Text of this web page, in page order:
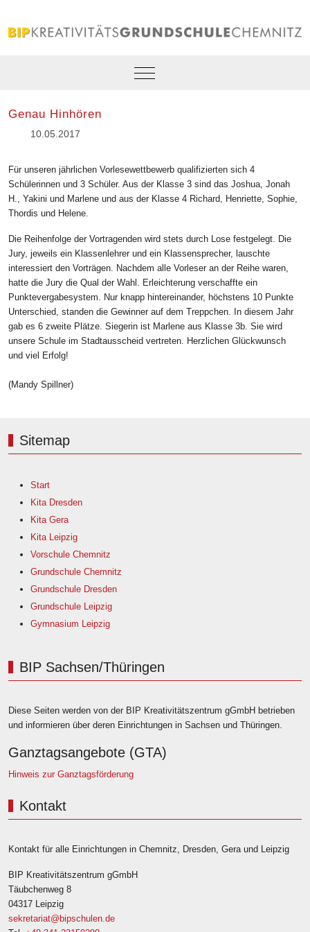
Mobile Menu Toggle
Genau Hinhören
10.05.2017
Für unseren jährlichen Vorlesewettbewerb qualifizierten sich 4
Schülerinnen und 3 Schüler. Aus der Klasse 3 sind das Joshua, Jonah
H., Yakini und Marlene und aus der Klasse 4 Richard, Henriette, Sophie,
Thordis und Helene.
Die Reihenfolge der Vortragenden wird stets durch Lose festgelegt. Die
Jury, jeweils ein Klassenlehrer und ein Klassensprecher, lauschte
interessiert den Vorträgen. Nachdem alle Vorleser an der Reihe waren,
hatte die Jury die Qual der Wahl. Erleichterung verschaffte ein
Punktevergabesystem. Nur knapp hintereinander, höchstens 10 Punkte
Unterschied, standen die Gewinner auf dem Treppchen. In diesem Jahr
gab es 6 zweite Plätze. Siegerin ist Marlene aus Klasse 3b. Sie wird
unsere Schule im Stadtausscheid vertreten. Herzlichen Glückwunsch
und viel Erfolg!
(Mandy Spillner)
Sitemap
Start
Kita Dresden
Kita Gera
Kita Leipzig
Vorschule Chemnitz
Grundschule Chemnitz
Grundschule Dresden
Grundschule Leipzig
Gymnasium Leipzig
BIP Sachsen/Thüringen
Diese Seiten werden von der BIP Kreativitätszentrum gGmbH betrieben
und informieren über deren Einrichtungen in Sachsen und Thüringen.
Ganztagsangebote (GTA)
Hinweis zur Ganztagsförderung
Kontakt
Kontakt für alle Einrichtungen in Chemnitz, Dresden, Gera und Leipzig
BIP Kreativitätszentrum gGmbH
Täubchenweg 8
04317 Leipzig
sekretariat@bipschulen.de